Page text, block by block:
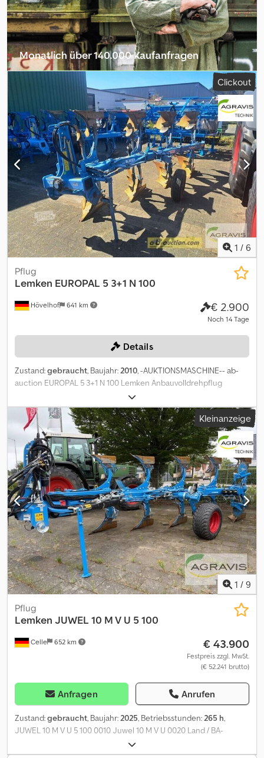
Monatlich über 140.000 Kaufanfragen
Händlerpaket auswählen Clickout
1 / 6
Hövelhof 641 km
Pflug
Lemken EUROPAL 5 3+1 N 100
€ 2.900
Noch 14 Tage
Details
Zustand:gebraucht, Baujahr:2010, -AUKTIONSMASCHINE-- ab-
auction EUROPAL 5 3+1 N 100 Lemken Anbauvolldrehpflug
EUROPAL 5 3+1 N 100 4-Furchig, in Grundausrüstung Körperform
B 30 ca. 90 % 4 Paar Vorschäler D1/S 270 1 Paar Anlageseche
Pendelstützrad 195-E15 Auf diese Maschine können Sie Online
bieten Cjdpfx Adsy E U Dbs Ijha Der Startpreis beträgt 2900.00
EUR excl. MwSt. Registrieren Sie sich kostenlos und bieten Sie
mit. Hier geht es zur Auktion: ----- ----- Exciting Online Auction!
Start bidding on NOW! ab-auction
Kleinanzeige
1 / 9
Celle 652 km
Pflug
Lemken JUWEL 10 M V U 5 100
€ 43.900
Festpreis zzgl. MwSt.
(€ 52.241 brutto)
Anfragen Anrufen
Zustand:gebraucht, Baujahr:2025, Betriebsstunden:265 h,
JUWEL 10 M V U 5 100 0010 Juwel 10 M V U 0020 Land / BA-
Sprache DE / de Deutschland 0030 Körperabstand / Furchenzahl
100cm / 5 0040 Version Onland, hydraulisch einstellbar zum